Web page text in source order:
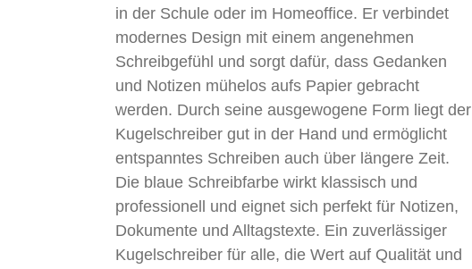
in der Schule oder im Homeoffice. Er verbindet
modernes Design mit einem angenehmen
Schreibgefühl und sorgt dafür, dass Gedanken
und Notizen mühelos aufs Papier gebracht
werden. Durch seine ausgewogene Form liegt der
Kugelschreiber gut in der Hand und ermöglicht
entspanntes Schreiben auch über längere Zeit.
Die blaue Schreibfarbe wirkt klassisch und
professionell und eignet sich perfekt für Notizen,
Dokumente und Alltagstexte. Ein zuverlässiger
Kugelschreiber für alle, die Wert auf Qualität und